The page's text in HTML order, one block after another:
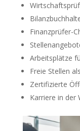
Finanzprüfer-
Arbeitsplätze
Freie Stellen
Zertifizierte
Karriere in der